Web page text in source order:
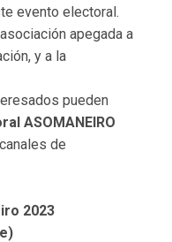
evento electoral.
apegada a
y a la
pueden
ASOMANEIRO
de
2023